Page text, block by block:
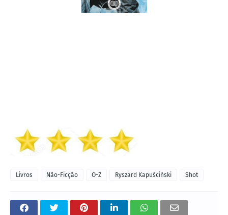
Livros Não-Ficção O-Z Ryszard Kapuściński Shot